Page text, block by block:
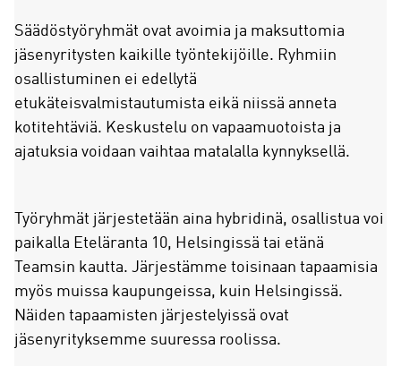
Säädöstyöryhmät ovat avoimia ja maksuttomia
jäsenyritysten kaikille työntekijöille. Ryhmiin
osallistuminen ei edellytä
etukäteisvalmistautumista eikä niissä anneta
kotitehtäviä. Keskustelu on vapaamuotoista ja
ajatuksia voidaan vaihtaa matalalla kynnyksellä.
Työryhmät järjestetään aina hybridinä, osallistua voi
paikalla Eteläranta 10, Helsingissä tai etänä
Teamsin kautta. Järjestämme toisinaan tapaamisia
myös muissa kaupungeissa, kuin Helsingissä.
Näiden tapaamisten järjestelyissä ovat
jäsenyrityksemme suuressa roolissa.